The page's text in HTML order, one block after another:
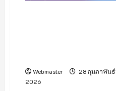
ดวงใจ
นิ
Webmaster
28 กุมภาพันธ์
2026